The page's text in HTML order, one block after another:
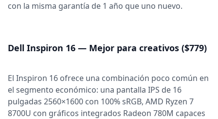
con la misma garantía de 1 año que uno nuevo.
Dell Inspiron 16 — Mejor para creativos ($779)
El Inspiron 16 ofrece una combinación poco común en
el segmento económico: una pantalla IPS de 16
pulgadas 2560×1600 con 100% sRGB, AMD Ryzen 7
8700U con gráficos integrados Radeon 780M capaces